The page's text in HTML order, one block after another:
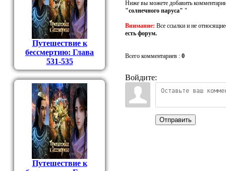
Путешествие к
бессмертию: Глава
531-535
Путешествие к
Ниже вы можете добавить
"солнечного паруса" "
Внимание: Все ссылки и не
есть форум.
Всего комментариев : 0
Войдите:
Отправить